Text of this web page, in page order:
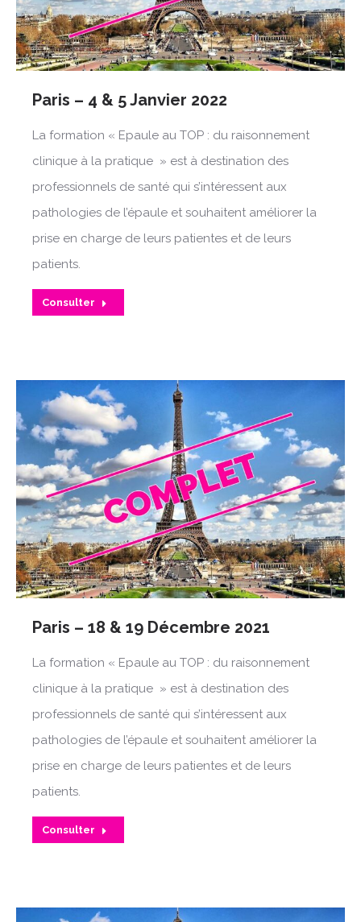
Paris – 4 & 5 Janvier 2022
La formation « Epaule au TOP : du raisonnement
clinique à la pratique » est à destination des
professionnels de santé qui s’intéressent aux
pathologies de l’épaule et souhaitent améliorer la
prise en charge de leurs patientes et de leurs
patients.
Consulter
Paris – 18 & 19 Décembre 2021
La formation « Epaule au TOP : du raisonnement
clinique à la pratique » est à destination des
professionnels de santé qui s’intéressent aux
pathologies de l’épaule et souhaitent améliorer la
prise en charge de leurs patientes et de leurs
patients.
Consulter